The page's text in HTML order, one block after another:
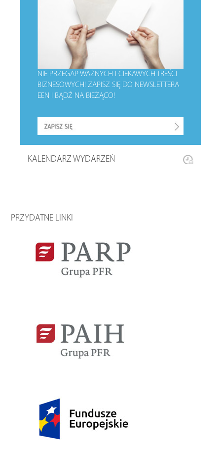
NIE PRZEGAP WAŻNYCH I CIEKAWYCH TREŚCI
BIZNESOWYCH!ZAPISZ SIĘ DO NEWSLETTERA
EEN I BĄDŹ NA BIEŻĄCO!
KALENDARZ WYDARZEŃ
PRZYDATNE LINKI